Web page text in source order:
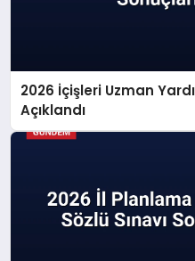
SAĞLIK
DÜNYA
2026 İçişleri Uzman
Açıklandı